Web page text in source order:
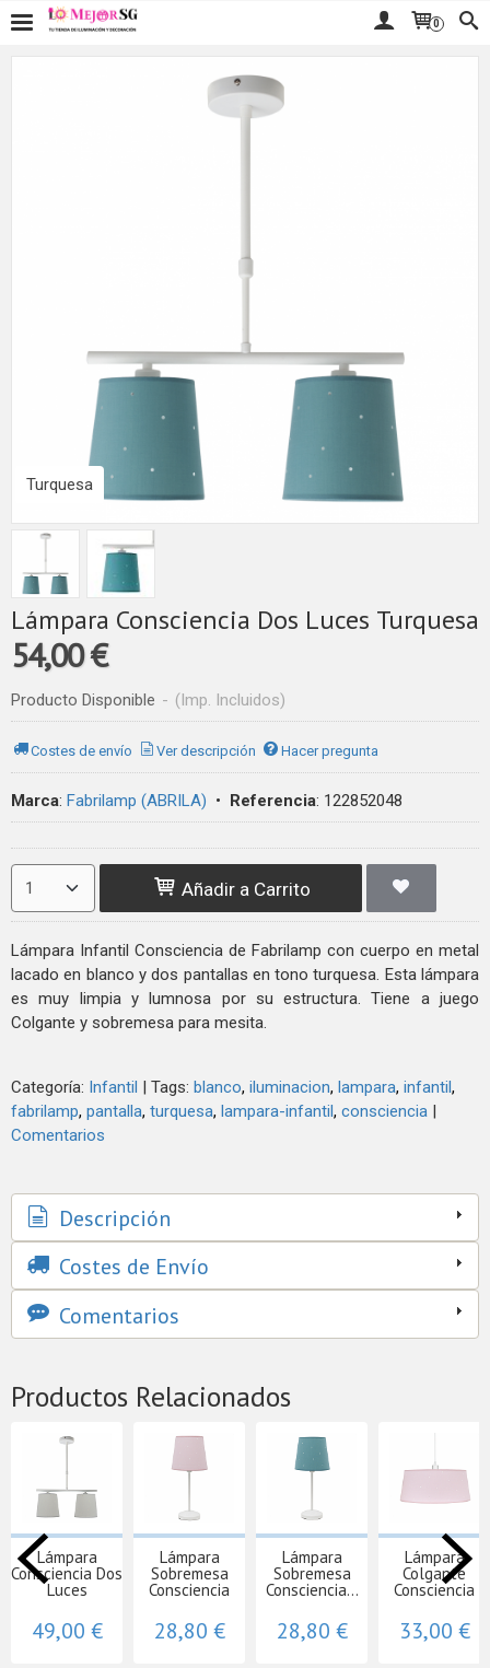
0
Turquesa
Lámpara Consciencia Dos Luces Turquesa
54,00 €
Producto Disponible - (Imp. Incluidos)
Costes de envío Ver descripción Hacer pregunta
Marca: Fabrilamp (ABRILA) • Referencia: 122852048
Añadir a Carrito
Lámpara Infantil Consciencia de Fabrilamp con cuerpo en metal
lacado en blanco y dos pantallas en tono turquesa. Esta lámpara
es muy limpia y lumnosa por su estructura. Tiene a juego
Colgante y sobremesa para mesita.
Categoría: Infantil | Tags: blanco iluminacion lampara infantil
fabrilamp pantalla turquesa lampara-infantil consciencia |
Comentarios
Descripción
Costes de Envío
Comentarios
Productos Relacionados
Lámpara
Consciencia Dos
Luces
49,00 €
Lámpara
Sobremesa
Consciencia
28,80 €
Lámpara
Sobremesa
Consciencia...
28,80 €
Lámpara
Colgante
Consciencia
33,00 €